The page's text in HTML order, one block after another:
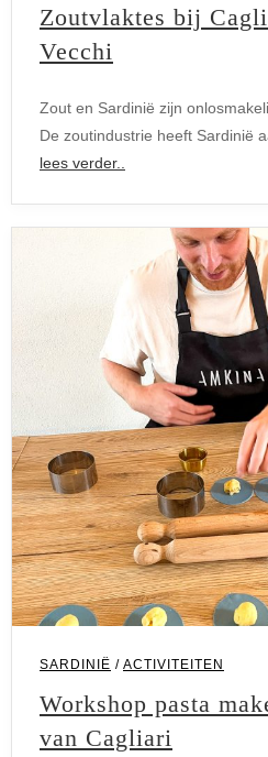
Zoutvlaktes bij
Vecchi
Zout en Sardinië zijn
De zoutindustrie heeft Sardinië
lees verder..
SARDINIË / ACTIVITEITEN
Workshop pasta
van Cagliari